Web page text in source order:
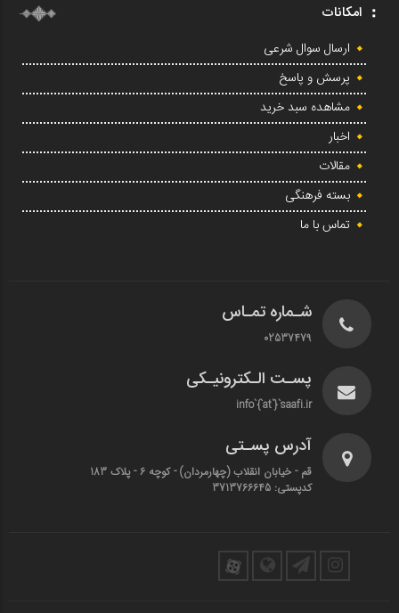
امکانات
ارسال سوال شرعی
پرسش و پاسخ
مشاهده سبد خرید
اخبار
مقالات
بسته فرهنگی
تماس با ما
شـماره تمـاس
02537479
پسـت الـکترونیـکی
info`{`at`}`saafi.ir
آدرس پسـتی
قم - خیابان انقلاب (چهارمردان)‌ - کوچه 6 - پلاک 183
کدپستی: 3713766645